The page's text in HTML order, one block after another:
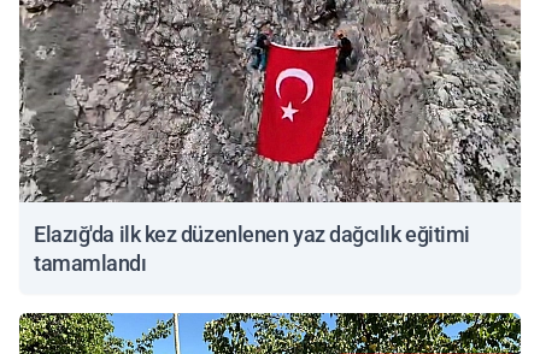
Elazığ'da ilk kez düzenlenen yaz dağcılık eğitimi
tamamlandı